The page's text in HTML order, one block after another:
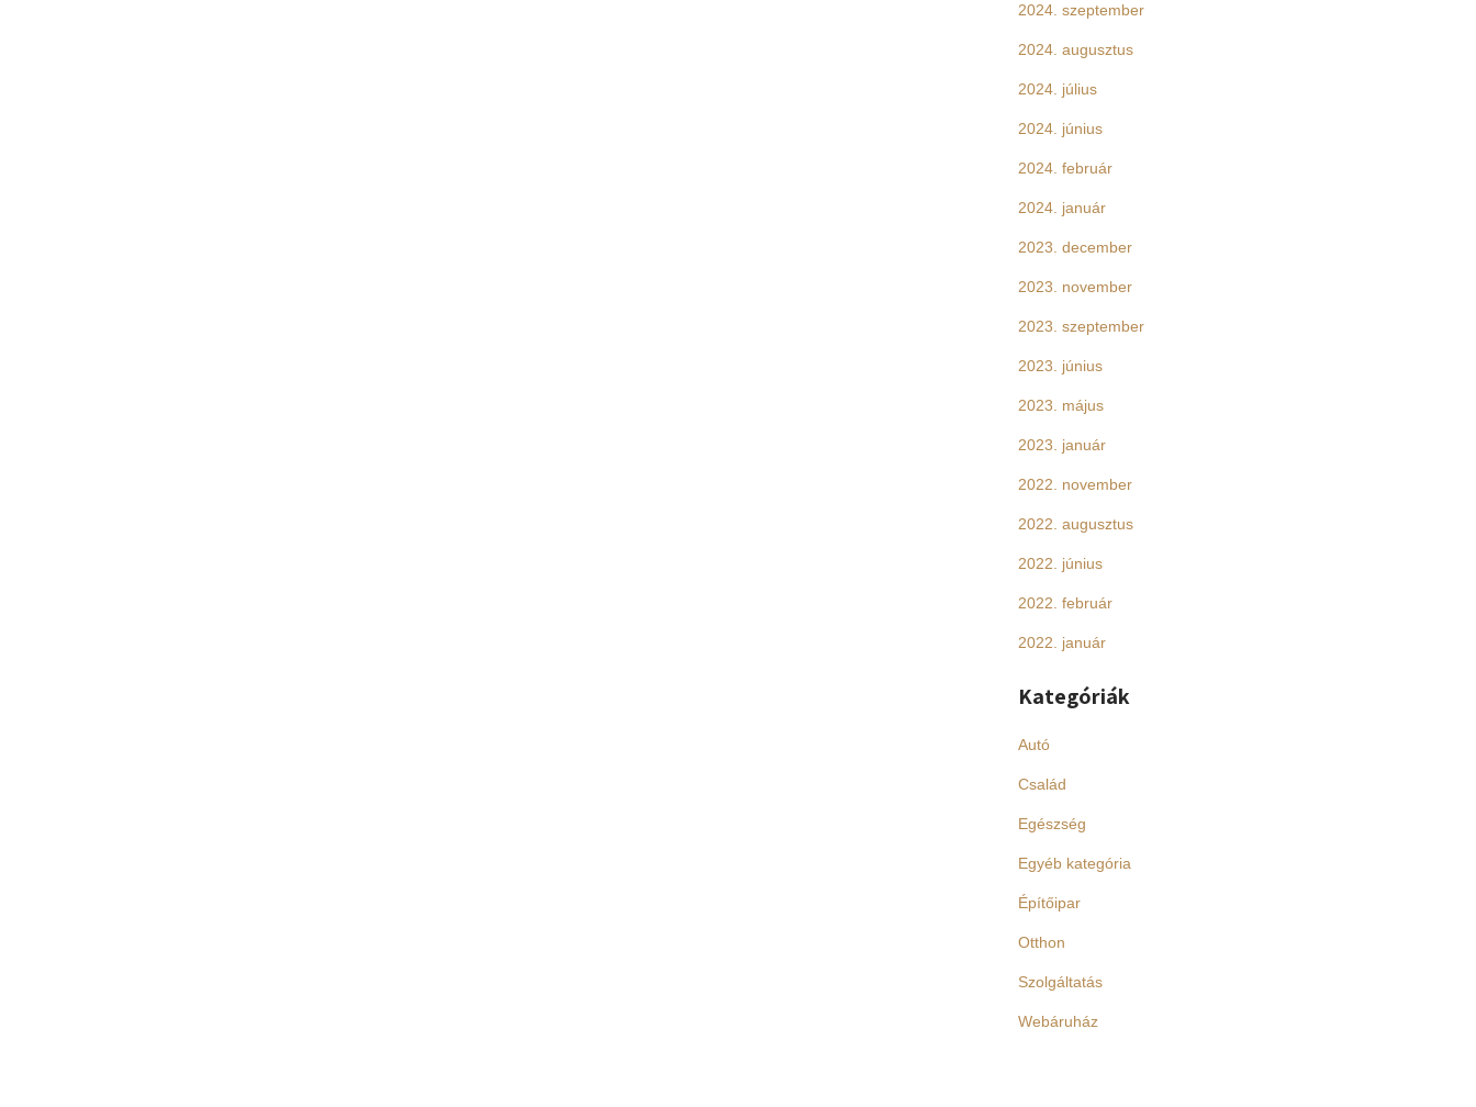
2024. szeptember
2024. augusztus
2024. július
2024. június
2024. február
2024. január
2023. december
2023. november
2023. szeptember
2023. június
2023. május
2023. január
2022. november
2022. augusztus
2022. június
2022. február
2022. január
Kategóriák
Autó
Család
Egészség
Egyéb kategória
Építőipar
Otthon
Szolgáltatás
Webáruház